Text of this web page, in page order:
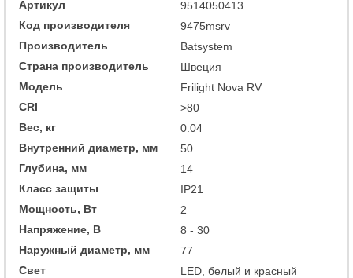
Артикул
9514050413
Код производителя
9475msrv
Производитель
Batsystem
Страна производитель
Швеция
Модель
Frilight Nova RV
CRI
>80
Вес, кг
0.04
Внутренний диаметр, мм
50
Глубина, мм
14
Класс защиты
IP21
Мощность, Вт
2
Напряжение, В
8 - 30
Наружный диаметр, мм
77
Свет
LED, белый и красный